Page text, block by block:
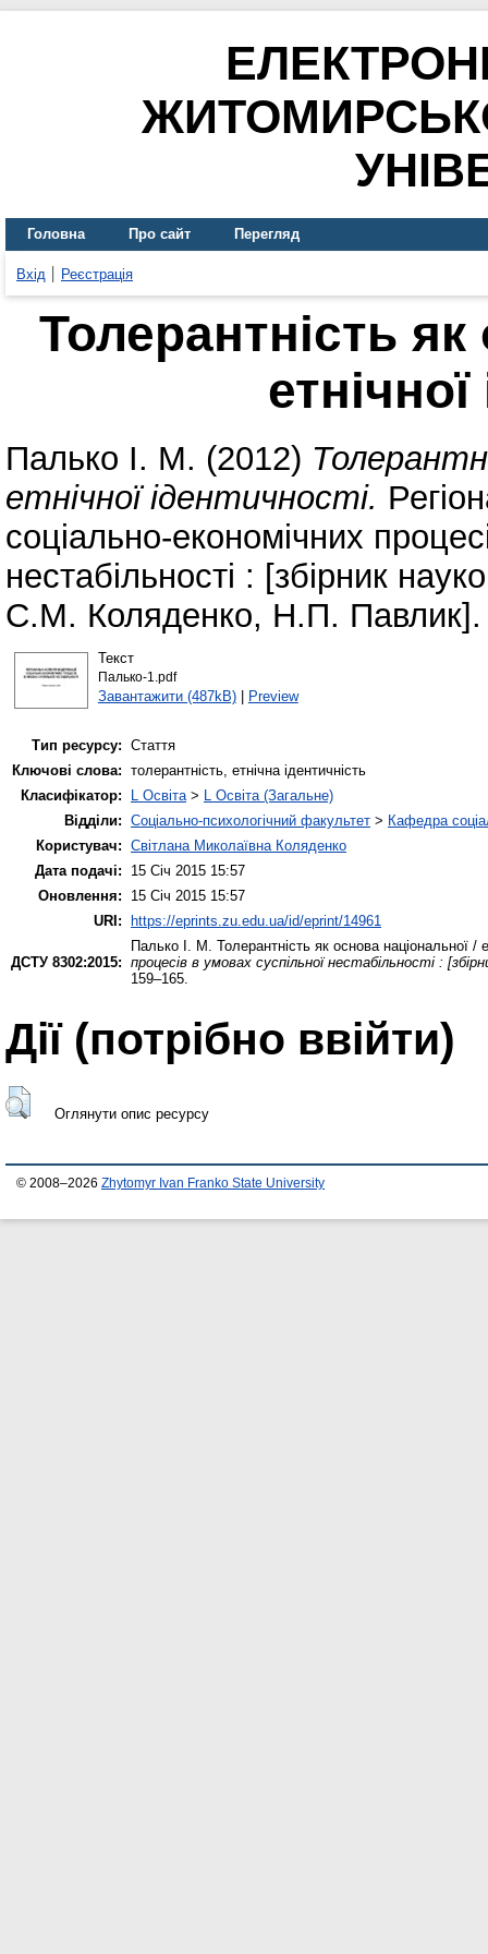
Головна Про сайт Перегляд
Вхід Реєстрація
Толерантність
Палько І. М. (2012)
етнічної ідентичності.
соціально-економічних
нестабільності : [збірник
С.М. Коляденко, Н.П.
Текст
Палько-1.pdf
Завантажити (487kB)| Preview
Тип ресурсу: Стаття
Ключові слова: толерантність, етнічна ідентичність
Класифікатор:
L Освіта> L Освіта (Загальне)
Відділи: Соціально-психологічний факультет > Кафедра
Користувач: Світлана Миколаївна Коляденко
Дата подачі:
15 Січ 2015 15:57
Оновлення:
15 Січ 2015 15:57
URI:
https://eprints.zu.edu.ua/id/eprint/14961
ДСТУ 8302:2015:
Палько І. М. Толерантність як основа національної /
процесів в умовах суспільної нестабільності :
159–165.
Дії ​​(потрібно ввійти)
Оглянути опис ресурсу
© 2008–2026 Zhytomyr Ivan Franko State University